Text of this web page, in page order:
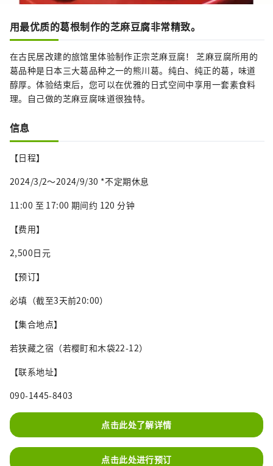
用最优质的葛根制作的芝麻豆腐非常精致。
在古民居改建的旅馆里体验制作正宗芝麻豆腐！ 芝麻豆腐所用的
葛品种是日本三大葛品种之一的熊川葛。纯白、纯正的葛，味道
醇厚。体验结束后，您可以在优雅的日式空间中享用一套素食料
理。自己做的芝麻豆腐味道很独特。
信息
【日程】
2024/3/2～2024/9/30 *不定期休息
11:00 至 17:00 期间约 120 分钟
【费用】
2,500日元
【预订】
必填（截至3天前20:00）
【集合地点】
若狭藏之宿（若樱町和木袋22-12）
【联系地址】
090-1445-8403
点击此处了解详情
点击此处进行预订